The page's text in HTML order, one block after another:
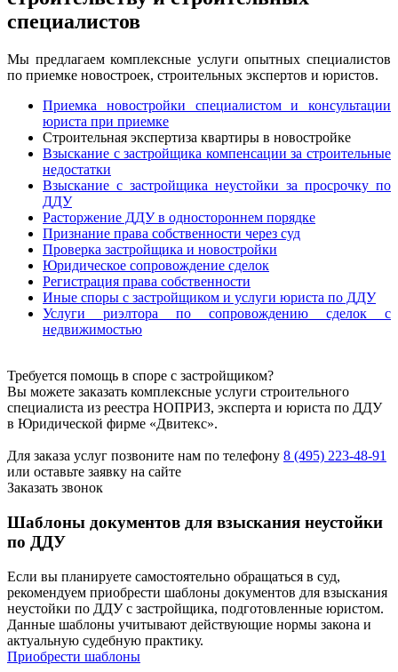
специалистов
Мы предлагаем комплексные услуги опытных специалистов
по приемке новостроек, строительных экспертов и юристов.
Приемка новостройки специалистом и консультации
юриста при приемке
Строительная экспертиза квартиры в новостройке
Взыскание с застройщика компенсации за строительные
недостатки
Взыскание с застройщика неустойки за просрочку по
ДДУ
Расторжение ДДУ в одностороннем порядке
Признание права собственности через суд
Проверка застройщика и новостройки
Юридическое сопровождение сделок
Регистрация права собственности
Иные споры с застройщиком и услуги юриста по ДДУ
Услуги риэлтора по сопровождению сделок с
недвижимостью
Требуется помощь в споре с застройщиком?
Вы можете заказать комплексные услуги строительного
специалиста из реестра НОПРИЗ, эксперта и юриста по ДДУ
в Юридической фирме «Двитекс».
Для заказа услуг позвоните нам по телефону 8 (495) 223-48-91
или оставьте заявку на сайте
Заказать звонок
Шаблоны документов для взыскания неустойки
по ДДУ
Если вы планируете самостоятельно обращаться в суд,
рекомендуем приобрести шаблоны документов для взыскания
неустойки по ДДУ с застройщика, подготовленные юристом.
Данные шаблоны учитывают действующие нормы закона и
актуальную судебную практику.
Приобрести шаблоны